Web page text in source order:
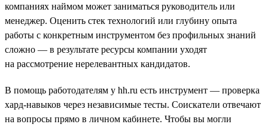
компаниях наймом может заниматься руководитель или
менеджер. Оценить стек технологий или глубину опыта
работы с конкретным инструментом без профильных знаний
сложно — в результате ресурсы компании уходят
на рассмотрение нерелевантных кандидатов.
В помощь работодателям у hh.ru есть инструмент — проверка
хард-навыков через независимые тесты. Соискатели отвечают
на вопросы прямо в личном кабинете. Чтобы вы могли